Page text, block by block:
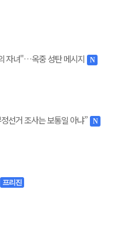
자녀"…옥중 성탄 메시지 N
선거 조사는 보통일 아냐” N
프리진